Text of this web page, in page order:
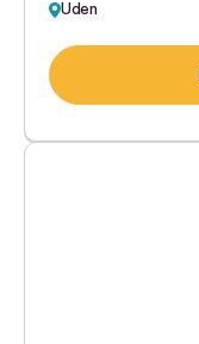
Uden